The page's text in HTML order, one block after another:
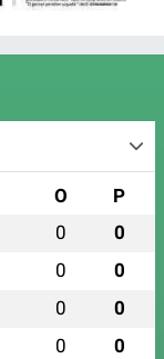
O P
0 0
0 0
0 0
0 0